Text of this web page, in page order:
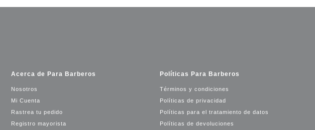
Acerca de Para Barberos
Nosotros
Mi Cuenta
Rastrea tu pedido
Registro mayorista
Políticas Para Barberos
Términos y condiciones
Políticas de privacidad
Políticas para el tratamiento de datos
Políticas de devoluciones